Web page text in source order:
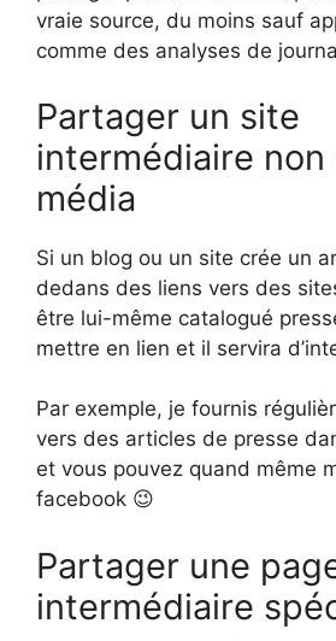
vraie source, du moins sauf
comme des analyses de
Partager un site
intermédiaire
média
Si un blog ou un site crée un
dedans des liens vers des
être lui-même catalogué
mettre en lien et il servira
Par exemple, je fournis
vers des articles de presse
et vous pouvez quand même
facebook 😉
Partager une
intermédiaire